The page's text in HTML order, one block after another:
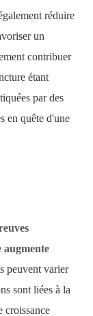
réduire
un
contribuer
étant
par des
en quête d'une
augmente
peuvent varier
sont liées à la
croissance